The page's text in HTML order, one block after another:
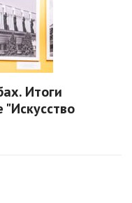
Итоги
"Искусство